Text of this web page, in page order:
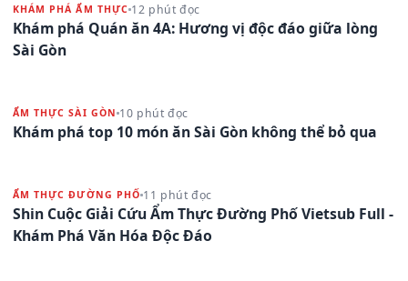
KHÁM PHÁ ẨM THỰC 12 phút đọc
Khám phá Quán ăn 4A: Hương vị độc đáo giữa lòng
Sài Gòn
ẨM THỰC SÀI GÒN 10 phút đọc
Khám phá top 10 món ăn Sài Gòn không thể bỏ qua
ẨM THỰC ĐƯỜNG PHỐ 11 phút đọc
Shin Cuộc Giải Cứu Ẩm Thực Đường Phố Vietsub Full -
Khám Phá Văn Hóa Độc Đáo